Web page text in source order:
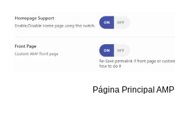
Página Principal